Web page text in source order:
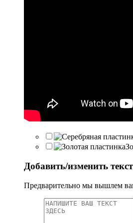
Добавить/изменить
Предварительно мы вышлем